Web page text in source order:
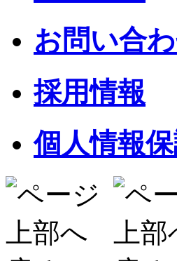
お問い合
採用情報
個人情報